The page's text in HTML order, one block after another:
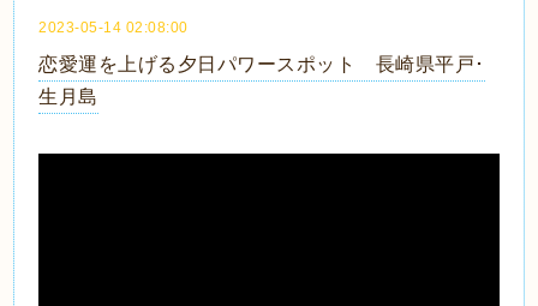
2023-05-14 02:08:00
恋愛運を上げる夕日パワースポット 長崎県平戸･
生月島